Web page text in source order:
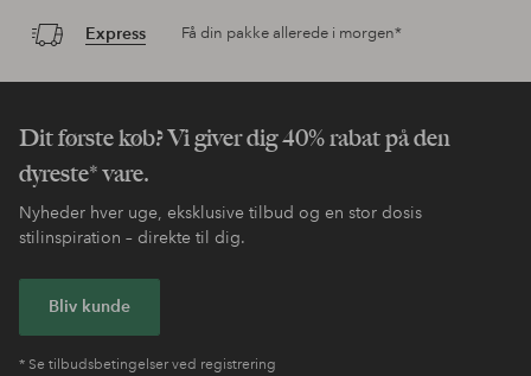
Express Få din pakke allerede i morgen*
Dit første køb? Vi giver dig 40% rabat på den
dyreste* vare.
Nyheder hver uge, eksklusive tilbud og en stor dosis
stilinspiration – direkte til dig.
Bliv kunde
* Se tilbudsbetingelser ved registrering